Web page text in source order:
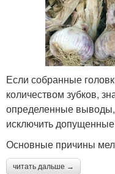
Если собранные
количеством зубков,
определенные
исключить
Основные причины
читать дальше →